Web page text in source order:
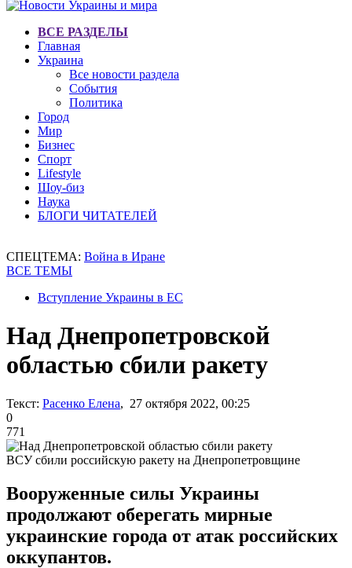
ВСЕ РАЗДЕЛЫ
Главная
Украина
Все новости раздела
События
Политика
Город
Мир
Бизнес
Спорт
Lifestyle
Шоу-биз
Наука
БЛОГИ ЧИТАТЕЛЕЙ
СПЕЦТЕМА: Война в Иране
ВСЕ ТЕМЫ
Вступление Украины в ЕС
Над Днепропетровской
областью сбили ракету
Текст: Расенко Елена, 27 октября 2022, 00:25
0
771
ВСУ сбили российскую ракету на Днепропетровщине
Вооруженные силы Украины
продолжают оберегать мирные
украинские города от атак российских
оккупантов.